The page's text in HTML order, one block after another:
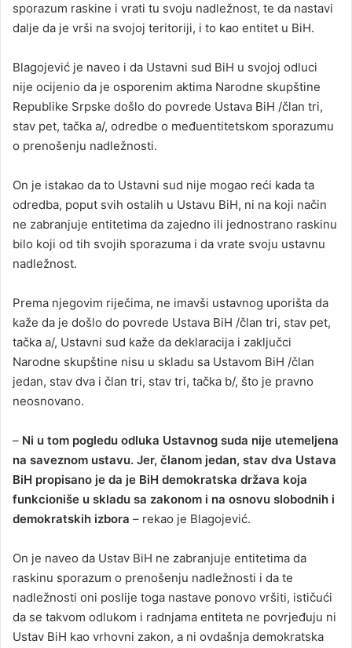
sporazum raskine i vrati tu svoju nadležnost, te da nastavi
dalje da je vrši na svojoj teritoriji, i to kao entitet u BiH.
Blagojević je naveo i da Ustavni sud BiH u svojoj odluci
nije ocijenio da je osporenim aktima Narodne skupštine
Republike Srpske došlo do povrede Ustava BiH /član tri,
stav pet, tačka a/, odredbe o međuentitetskom sporazumu
o prenošenju nadležnosti.
On je istakao da to Ustavni sud nije mogao reći kada ta
odredba, poput svih ostalih u Ustavu BiH, ni na koji način
ne zabranjuje entitetima da zajedno ili jednostrano raskinu
bilo koji od tih svojih sporazuma i da vrate svoju ustavnu
nadležnost.
Prema njegovim riječima, ne imavši ustavnog uporišta da
kaže da je došlo do povrede Ustava BiH /član tri, stav pet,
tačka a/, Ustavni sud kaže da deklaracija i zaključci
Narodne skupštine nisu u skladu sa Ustavom BiH /član
jedan, stav dva i član tri, stav tri, tačka b/, što je pravno
neosnovano.
– Ni u tom pogledu odluka Ustavnog suda nije utemeljena
na saveznom ustavu. Jer, članom jedan, stav dva Ustava
BiH propisano je da je BiH demokratska država koja
funkcioniše u skladu sa zakonom i na osnovu slobodnih i
demokratskih izbora – rekao je Blagojević.
On je naveo da Ustav BiH ne zabranjuje entitetima da
raskinu sporazum o prenošenju nadležnosti i da te
nadležnosti oni poslije toga nastave ponovo vršiti, ističući
da se takvom odlukom i radnjama entiteta ne povrjeđuju ni
Ustav BiH kao vrhovni zakon, a ni ovdašnja demokratska